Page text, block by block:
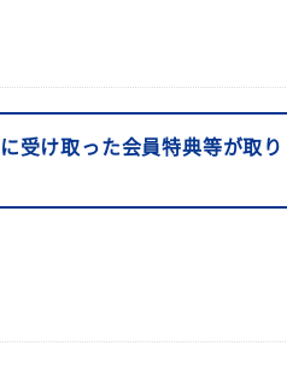
受け取った会員特典等が取り